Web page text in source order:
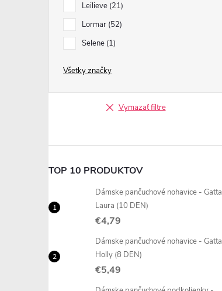
Leilieve 21
Lormar 52
Selene 1
Všetky značky
Vymazať filtre
TOP 10 PRODUKTOV
Dámske pančuchové nohavice - Gatta
Laura (10 DEN)
€4,79
Dámske pančuchové nohavice - Gatta
Holly (8 DEN)
€5,49